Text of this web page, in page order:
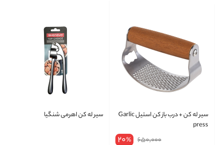
سیر له کن + درب باز کن استیل Garlic
press
650,000
20%
سیر له کن اهرمی شنگیا